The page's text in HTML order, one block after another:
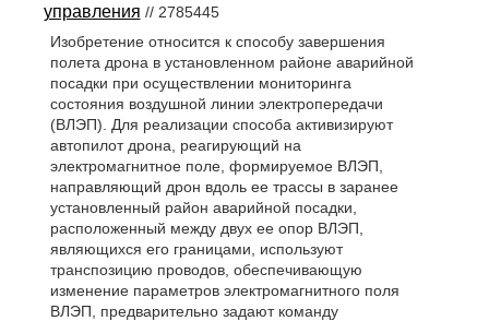
управления // 2785445
Изобретение относится к способу завершения
полета дрона в установленном районе аварийной
посадки при осуществлении мониторинга
состояния воздушной линии электропередачи
(ВЛЭП). Для реализации способа активизируют
автопилот дрона, реагирующий на
электромагнитное поле, формируемое ВЛЭП,
направляющий дрон вдоль ее трассы в заранее
установленный район аварийной посадки,
расположенный между двух ее опор ВЛЭП,
являющихся его границами, используют
транспозицию проводов, обеспечивающую
изменение параметров электромагнитного поля
ВЛЭП, предварительно задают команду